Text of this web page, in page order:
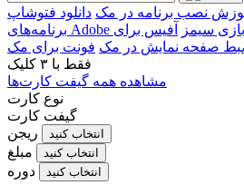
نصب برنامه در مک دانلود فتوشاپ
بازی سیمز
آفیس برای
صفحه نمایش در مک فونت برای مک
فقط با ۳ کلیک
مشاهده همه گیفت کارت‌ها
نوع کارت
گیفت کارت
ریجن
انتخاب کنید
مبلغ انتخاب کنید
دوره انتخاب کنید